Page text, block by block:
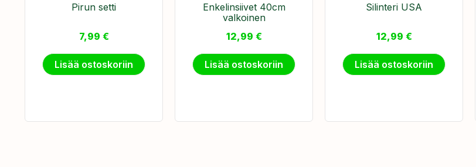
Pirun setti
7,99 €
Lisää ostoskoriin
Enkelinsiivet 40cm
valkoinen
12,99 €
Lisää ostoskoriin
Silinteri USA
12,99 €
Lisää ostoskoriin